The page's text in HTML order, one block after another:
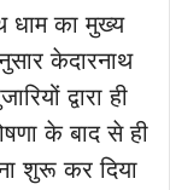
धाम का मुख्य
केदारनाथ
द्वारा ही
के बाद से ही
शुरू कर दिया